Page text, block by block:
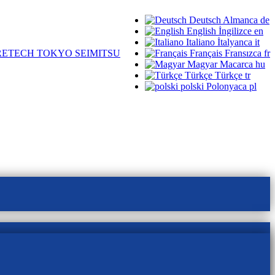
Deutsch Almanca de
English İngilizce en
Italiano İtalyanca it
Français Fransızca fr
Magyar Macarca hu
Türkçe Türkçe tr
polski Polonyaca pl
TOKYO SEIMITSU